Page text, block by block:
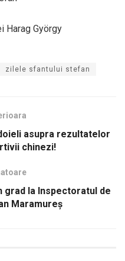
Harag György
zilele sfantului stefan
asupra rezultatelor
chinezi!
grad la Inspectoratul de
Maramureş